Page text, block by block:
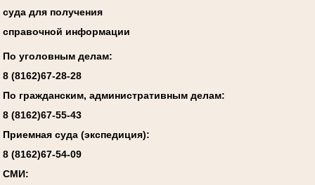
суда для получения
справочной информации
По уголовным делам:
8 (8162)67-28-28
По гражданским, административным делам:
8 (8162)67-55-43
Приемная суда (экспедиция):
8 (8162)67-54-09
СМИ: